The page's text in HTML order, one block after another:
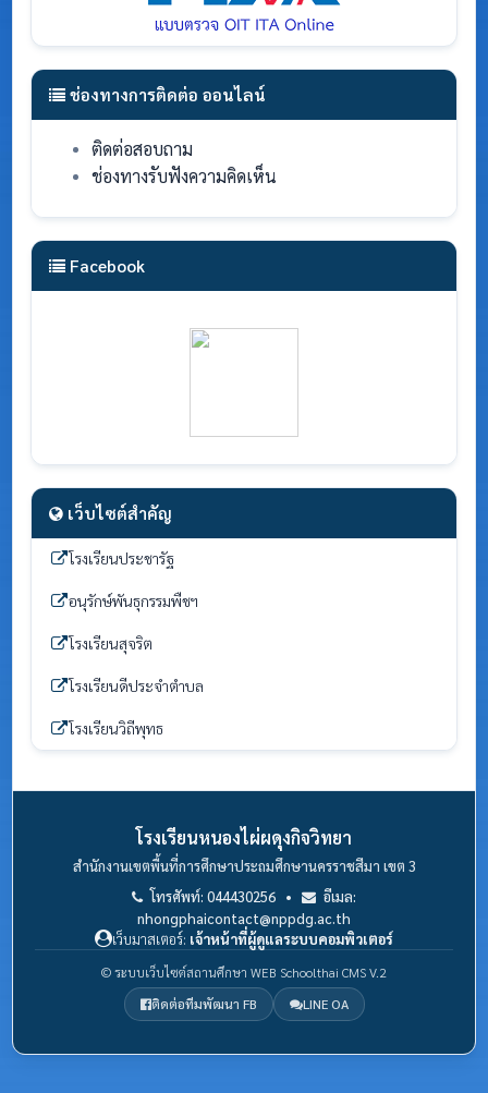
ช่องทางการติดต่อ ออนไลน์
ติดต่อสอบถาม
ช่องทางรับฟังความคิดเห็น
Facebook
เว็บไซต์สำคัญ
โรงเรียนประชารัฐ
อนุรักษ์พันธุกรรมพืชฯ
โรงเรียนสุจริต
โรงเรียนดีประจำตำบล
โรงเรียนวิถีพุทธ
โรงเรียนหนองไผ่ผดุงกิจวิทยา
สำนักงานเขตพื้นที่การศึกษาประถมศึกษานครราชสีมา เขต 3
โทรศัพท์: 044430256 •
อีเมล:
nhongphaicontact@nppdg.ac.th
เว็บมาสเตอร์: เจ้าหน้าที่ผู้ดูแลระบบคอมพิวเตอร์
© ระบบเว็บไซต์สถานศึกษา WEB Schoolthai CMS V.2
ติดต่อทีมพัฒนา FB
LINE OA